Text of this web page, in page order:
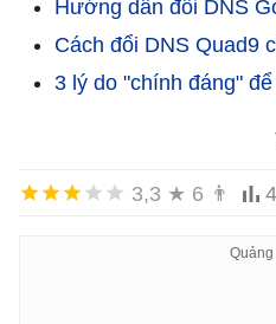
Hướng dẫn đổi DNS
Cách đổi DNS Quad9
3 lý do "chính đáng"
3,3 ★ 6 👨